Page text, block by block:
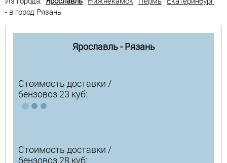
- в город Рязань
Ярославль - Рязань
Стоимость доставки /
бензовоз 23 куб:
Стоимость доставки /
бензовоз 28 куб: